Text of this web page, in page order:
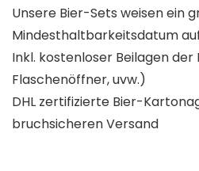
Unsere Bier-Sets weisen ein
Mindesthaltbarkeitsdatum
Inkl. kostenloser Beilagen
Flaschenöffner, uvw.)
DHL zertifizierte Bier-
bruchsicheren Versand